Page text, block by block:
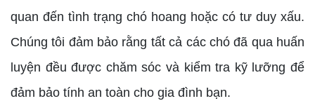
quan đến tình trạng chó hoang hoặc có tư duy xấu.
Chúng tôi đảm bảo rằng tất cả các chó đã qua huấn
luyện đều được chăm sóc và kiểm tra kỹ lưỡng để
đảm bảo tính an toàn cho gia đình bạn.